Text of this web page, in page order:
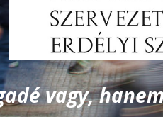
vagy,